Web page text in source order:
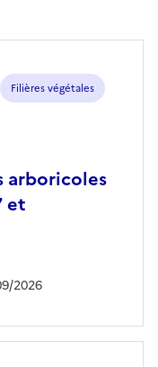
Filières végétales
arboricoles
et
2026